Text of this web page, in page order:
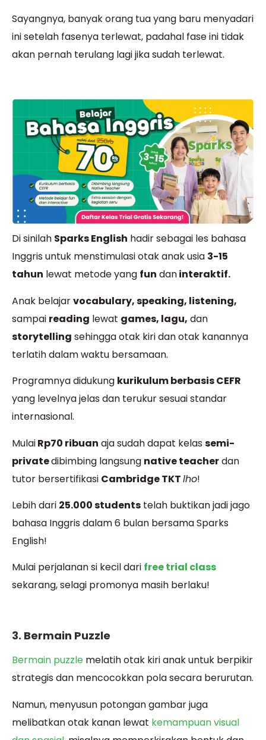
Sayangnya, banyak orang tua yang baru menyadari
ini setelah fasenya terlewat, padahal fase ini tidak
akan pernah terulang lagi jika sudah terlewat.
Di sinilah Sparks English hadir sebagai les bahasa
Inggris untuk menstimulasi otak anak usia 3-15
tahun lewat metode yang fun daninteraktif.
Anak belajarvocabulary, speaking, listening,
sampai reading lewat games, lagu, dan
storytelling sehingga otak kiri dan otak kanannya
terlatih dalam waktu bersamaan.
Programnya didukung kurikulum berbasis CEFR
yang levelnya jelas dan terukur sesuai standar
internasional.
MulaiRp70 ribuan aja sudah dapat kelas semi-
privatedibimbing langsung native teacherdan
tutor bersertifikasi Cambridge TKTlho!
Lebih dari 25.000 students telah buktikan jadi jago
bahasa Inggris dalam 6 bulan bersama Sparks
English!
Mulai perjalanan si kecil dari free trial class
sekarang, selagi promonya masih berlaku!
3. Bermain Puzzle
Bermain puzzle melatih otak kiri anak untuk berpikir
strategis dan mencocokkan pola secara berurutan.
Namun, menyusun potongan gambar juga
melibatkan otak kanan lewat kemampuan visual